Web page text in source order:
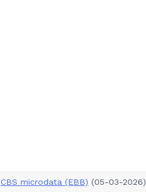
CBS microdata (EBB) (05-03-2026)